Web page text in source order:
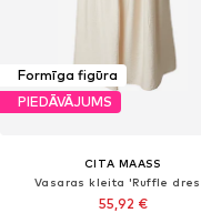
Formīga figūra
PIEDĀVĀJUMS
CITA MAASS
Vasaras kleita 'Ruffle
55,92 €